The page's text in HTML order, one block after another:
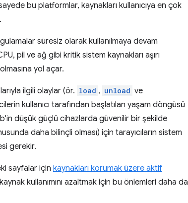
bu platformlar, kaynakları kullanıcıya en çok
süresiz olarak kullanılmaya devam
pil ve ağ gibi kritik sistem kaynakları aşırı
yol açar.
ilgili olaylar (ör. load , unload ve
kullanıcı tarafından başlatılan yaşam döngüsü
düşük güçlü cihazlarda güvenilir bir şekilde
daha bilinçli olması) için tarayıcıların sistem
gerekir.
sayfalar için kaynakları korumak üzere aktif
kullanımını azaltmak için bu önlemleri daha da